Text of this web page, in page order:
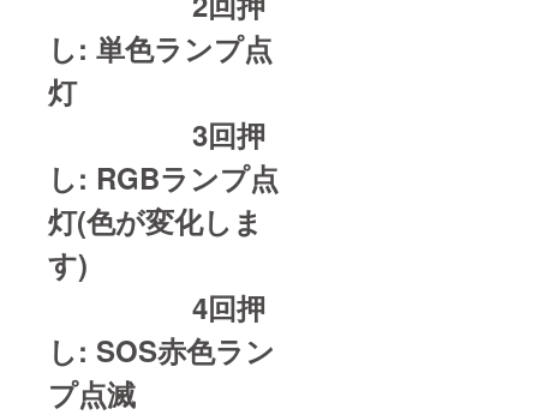
し: 単色ランプ点
灯
3回押
し: RGBランプ点
灯(色が変化しま
す)
4回押
し: SOS赤色ラン
プ点滅